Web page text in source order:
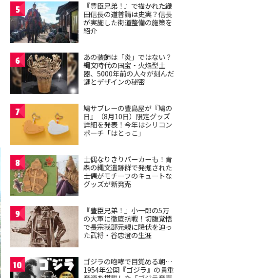
5
『豊臣兄弟！』で描かれた織
田信長の道普請は史実？信長
が実施した街道整備の施策を
紹介
6
あの装飾は「炎」ではない？
縄文時代の国宝・火焔型土
器、5000年前の人々が刻んだ
謎とデザインの秘密
7
鳩サブレーの豊島屋が『鳩の
日』（8月10日）限定グッズ
詳細を発表！今年はシリコン
ポーチ「はとっこ」
8
土偶なりきりパーカーも！青
森の縄文遺跡群で発掘された
土偶がモチーフのキュートな
グッズが新発売
9
『豊臣兄弟！』小一郎の5万
の大軍に徹底抗戦！切腹覚悟
で長宗我部元親に降伏を迫っ
た武将・谷忠澄の生涯
10
ゴジラの咆哮で目覚める朝…
1954年公開『ゴジラ』の貴重